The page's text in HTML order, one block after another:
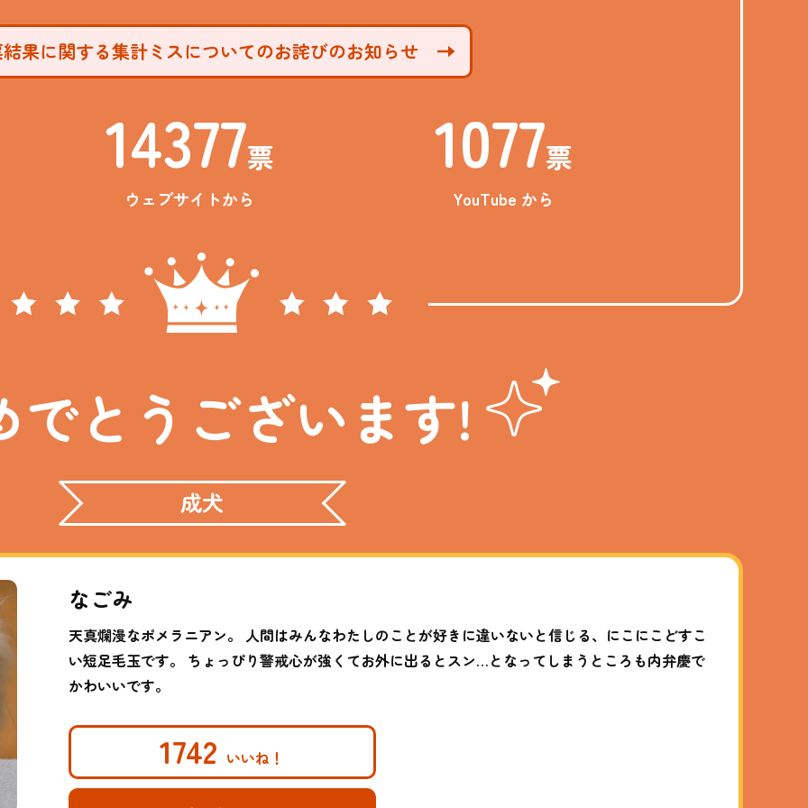
果に関する集計ミスについてのお詫びのお知らせ
14377票
ウェブサイトから
1077票
YouTube から
でとうございます!
成犬
なごみ
天真爛漫なポメラニアン。 人間はみんなわたしのことが好きに違いないと信じる、にこにこどすこ
い短足毛玉です。 ちょっぴり警戒心が強くてお外に出るとスン…となってしまうところも内弁慶で
かわいいです。
1742